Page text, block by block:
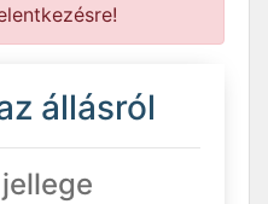
állásról